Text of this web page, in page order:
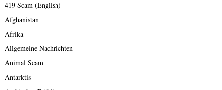
419 Scam (English)
Afghanistan
Afrika
Allgemeine Nachrichten
Animal Scam
Antarktis